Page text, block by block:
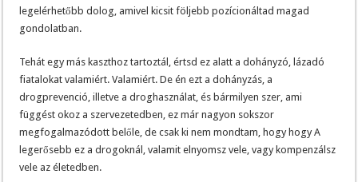
legelérhetőbb dolog, amivel kicsit följebb pozícionáltad magad
gondolatban.
Tehát egy más kaszthoz tartoztál, értsd ez alatt a dohányzó, lázadó
fiatalokat valamiért. Valamiért. De én ezt a dohányzás, a
drogprevenció, illetve a droghasználat, és bármilyen szer, ami
függést okoz a szervezetedben, ez már nagyon sokszor
megfogalmazódott belőle, de csak ki nem mondtam, hogy hogy A
legerősebb ez a drogoknál, valamit elnyomsz vele, vagy kompenzálsz
vele az életedben.